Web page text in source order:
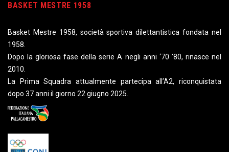
BASKET MESTRE 1958
Basket Mestre 1958, società sportiva dilettantistica fondata nel
1958.
Dopo la gloriosa fase della serie A negli anni ‘70 ’80, rinasce nel
2010.
La Prima Squadra attualmente partecipa all’A2, riconquistata
dopo 37 anni il giorno 22 giugno 2025.